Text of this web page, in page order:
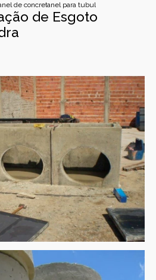
de concreto para rodovia
anel para tubulacao de esgoto
de Esgoto